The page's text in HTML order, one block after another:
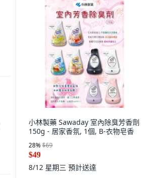
小林製藥 Sawaday 室內除臭芳香劑
150g - 居家香氛, 1個, B-衣物皂香
28%$69
$49
8/12 星期三 預計送達